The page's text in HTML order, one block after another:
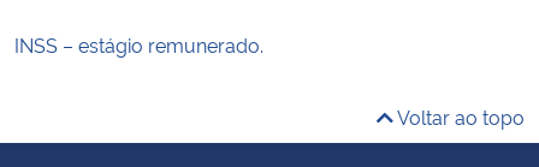
INSS – estágio remunerado.
Voltar ao topo